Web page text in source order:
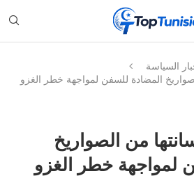
السياسة
المضادة للسفن لمواجهة خطر الغزو
من الصواريخ
لمواجهة خطر الغزو